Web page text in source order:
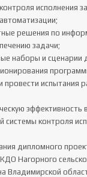
исполнения
решения по
задачи;
наборы и сценарии
провести испытания
эффективность
системы контроля
дипломного
Нагорного
Владимирской